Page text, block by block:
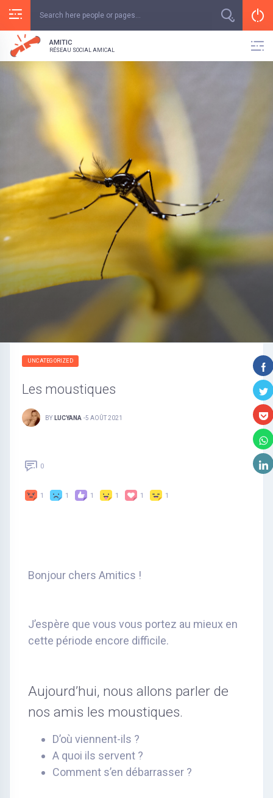
AMITIC
RÉSEAU SOCIAL AMICAL
UNCATEGORIZED
Les moustiques
BY LUCYANA -5 AOÛT 2021
0
1 1 1 1 1 1
Bonjour chers Amitics !
J’espère que vous vous portez au mieux en
cette période encore difficile.
Aujourd’hui, nous allons parler de
nos amis les moustiques.
D’où viennent-ils ?
A quoi ils servent ?
Comment s’en débarrasser ?